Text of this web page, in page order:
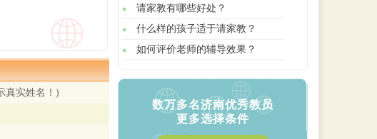
真实姓名！)
请家教有哪些好处？
什么样的孩子适于请家教？
如何评价老师的辅导效果？
数万多名济南优秀教员
更多选择条件